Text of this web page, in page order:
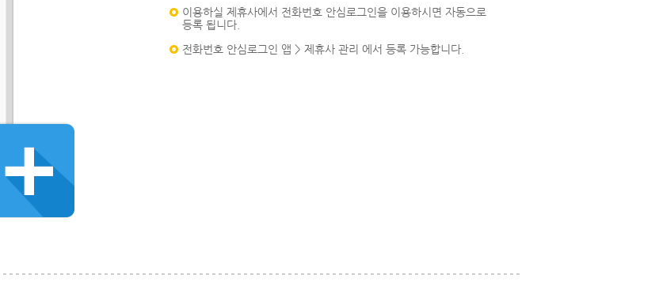
이용하실 제휴사에서 전화번호 안심로그인을 이용하시면 자동으로
등록 됩니다.
전화번호 안심로그인 앱 > 제휴사 관리 에서 등록 가능합니다.